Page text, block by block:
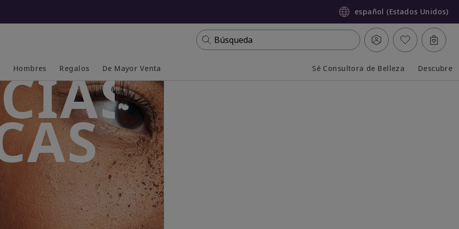
español (Estados Unidos)
Búsqueda
Hombres
Collapsed
Expanded
Regalos De Mayor Venta Sé Consultora de Belleza Descubre